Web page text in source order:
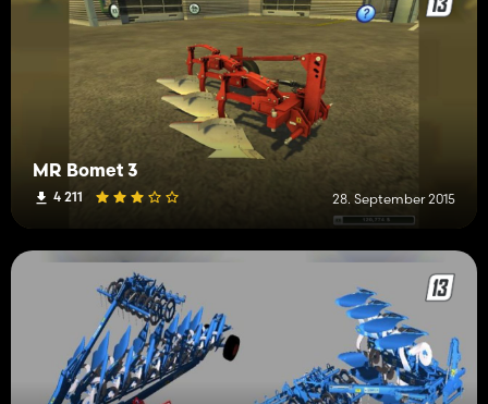
MR Bomet 3
4 211 28. September 2015